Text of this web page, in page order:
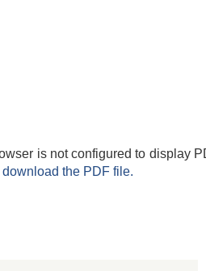
is not configured to display
the PDF file.